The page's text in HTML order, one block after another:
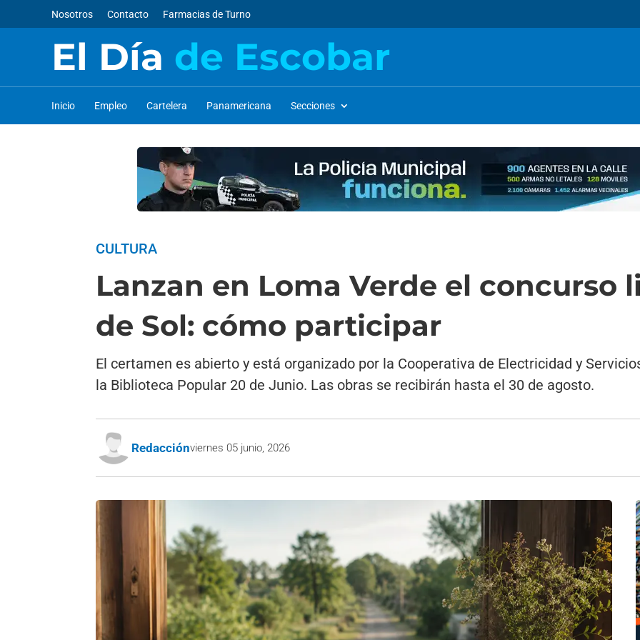
Nosotros Contacto Farmacias de Turno
El Día de Escobar
Inicio Empleo Cartelera Panamericana Secciones
CULTURA
Lanzan en Loma Verde el concurso
de Sol: cómo participar
El certamen es abierto y está organizado por la Cooperativa de Electricidad y
la Biblioteca Popular 20 de Junio. Las obras se recibirán hasta el 30 de agosto.
Redacciónviernes 05 junio, 2026